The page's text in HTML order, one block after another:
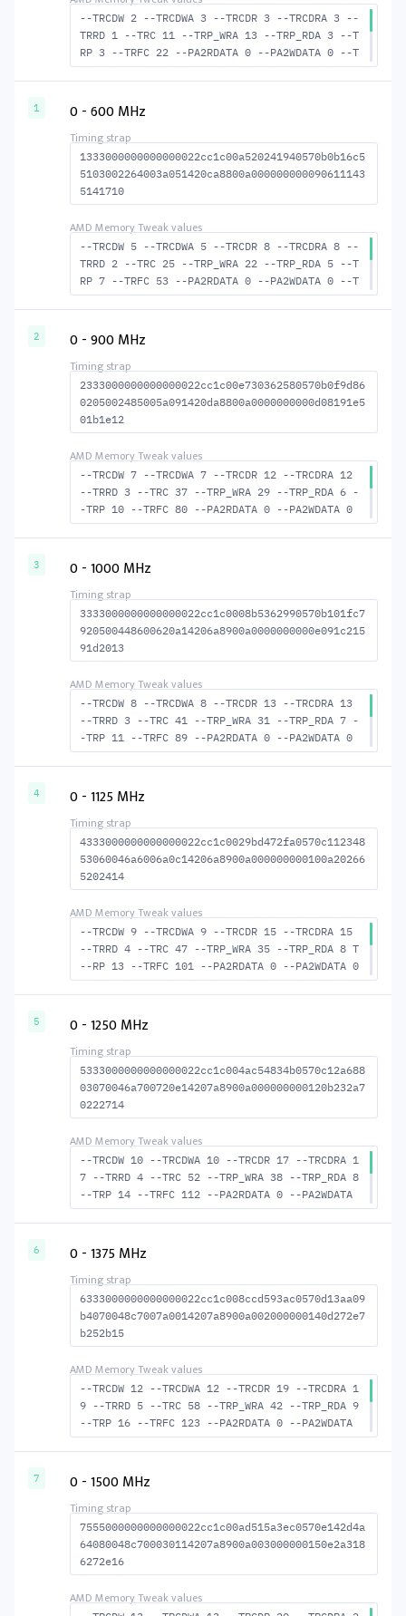
--TRCDW 2 --TRCDWA 3 --TRCDR 3 --TRCDRA 3 --
TRRD 1 --TRC 11 --TRP_WRA 13 --TRP_RDA 3 --T
RP 3 --TRFC 22 --PA2RDATA 0 --PA2WDATA 0 --T
FAW 0 --TCRCRL 1 --TCRCWL 2 --TFAW32 2 --ACT
-RAS2RAS 22 --RP 13 --WRPLUSRP 14 --BUS_TURN
1 0 - 600 MHz
1333000000000000022cc1c00a520241940570b0b16c5
5103002264003a051420ca8800a000000000090611143
5141710
--TRCDW 5 --TRCDWA 5 --TRCDR 8 --TRCDRA 8 --
TRRD 2 --TRC 25 --TRP_WRA 22 --TRP_RDA 5 --T
RP 7 --TRFC 53 --PA2RDATA 0 --PA2WDATA 0 --T
FAW 2 --TCRCRL 1 --TCRCWL 4 --TFAW32 3 --ACT
--RAS2RAS 53 --RP 20 --WRPLUSRP 23 --BUS_TUR
2 0 - 900 MHz
2333000000000000022cc1c00e730362580570b0f9d86
0205002485005a091420da8800a0000000000d08191e5
01b1e12
--TRCDW 7 --TRCDWA 7 --TRCDR 12 --TRCDRA 12
--TRRD 3 --TRC 37 --TRP_WRA 29 --TRP_RDA 6 -
-TRP 10 --TRFC 80 --PA2RDATA 0 --PA2WDATA 0
--TFAW 4 --TCRCRL 1 --TCRCWL 5 --TFAW32 4 --
R 30 --RAS2RAS 80 --RP 27 --WRPLUSRP 30 --BU
3 0 - 1000 MHz
3333000000000000022cc1c0008b5362990570b101fc7
920500448600620a14206a8900a0000000000e091c215
91d2013
--TRCDW 8 --TRCDWA 8 --TRCDR 13 --TRCDRA 13
--TRRD 3 --TRC 41 --TRP_WRA 31 --TRP_RDA 7 -
-TRP 11 --TRFC 89 --PA2RDATA 0 --PA2WDATA 0
--TFAW 4 --TCRCRL 2 --TCRCWL 6 --TFAW32 4 --
R 33 --RAS2RAS 89 --RP 29 --WRPLUSRP 32 --BU
4 0 - 1125 MHz
4333000000000000022cc1c0029bd472fa0570c112348
53060046a6006a0c14206a8900a000000000100a20266
5202414
--TRCDW 9 --TRCDWA 9 --TRCDR 15 --TRCDRA 15
--TRRD 4 --TRC 47 --TRP_WRA 35 --TRP_RDA 8 T
--RP 13 --TRFC 101 --PA2RDATA 0 --PA2WDATA 0
--TFAW 6 --TCRCRL 2 --TCRCWL 6 --TFAW32 5 --
WR 38 --RAS2RAS 101 --RP 32 --WRPLUSRP 36 --
5 0 - 1250 MHz
5333000000000000022cc1c004ac54834b0570c12a688
03070046a700720e14207a8900a000000000120b232a7
0222714
--TRCDW 10 --TRCDWA 10 --TRCDR 17 --TRCDRA 1
7 --TRRD 4 --TRC 52 --TRP_WRA 38 --TRP_RDA 8
--TRP 14 --TRFC 112 --PA2RDATA 0 --PA2WDATA
0 --TFAW 6 --TCRCRL 2 --TCRCWL 7 --TFAW32 5
CTWR 42 --RAS2RAS 112 --RP 34 --WRPLUSRP 39
6 0 - 1375 MHz
6333000000000000022cc1c008ccd593ac0570d13aa09
b4070048c7007a0014207a8900a002000000140d272e7
b252b15
--TRCDW 12 --TRCDWA 12 --TRCDR 19 --TRCDRA 1
9 --TRRD 5 --TRC 58 --TRP_WRA 42 --TRP_RDA 9
--TRP 16 --TRFC 123 --PA2RDATA 0 --PA2WDATA
0 --TFAW 8 --TCRCRL 2 --TCRCWL 7 --TFAW32 6
CTWR 46 --RAS2RAS 123 --RP 37 --WRPLUSRP 43
7 0 - 1500 MHz
7555000000000000022cc1c00ad515a3ec0570e142d4a
64080048c700030114207a8900a003000000150e2a318
6272e16